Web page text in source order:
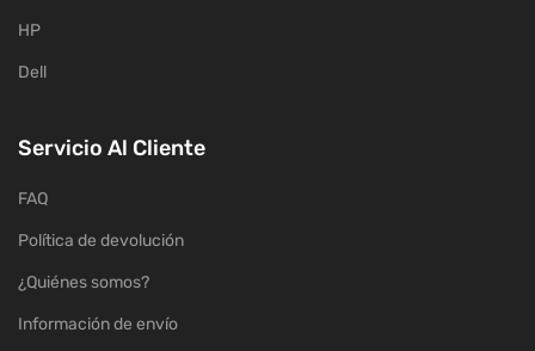
HP
Dell
Servicio Al Cliente
FAQ
Política de devolución
¿Quiénes somos?
Información de envío